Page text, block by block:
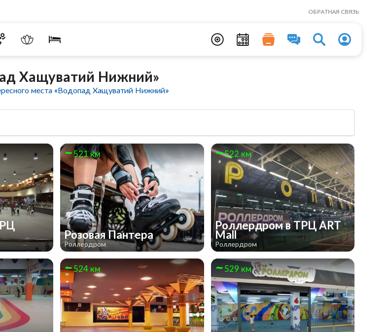
ОБРАТНАЯ СВЯЗЬ
Хащуватий Нижний»
места «Водопад Хащуватий Нижний»
521 км
Розовая Пантера
Роллердром
522 км
Роллердром в ТРЦ ART
Mall
Роллердром
524 км 529 км